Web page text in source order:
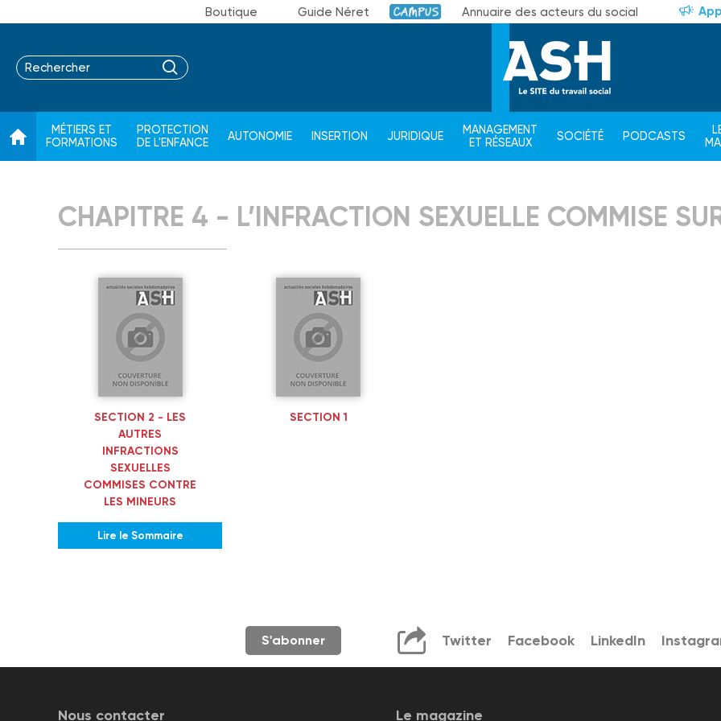
Boutique Guide Néret Campus Annuaire des acteurs du social
MÉTIERS ET
FORMATIONS
PROTECTION
DE L'ENFANCE
AUTONOMIE INSERTION JURIDIQUE
MANAGEMENT
ET RÉSEAUX
SOCIÉTÉ PODCASTS
CHAPITRE 4 - L’INFRACTION SEXUELLE COMMISE
SECTION 2 - LES
AUTRES
INFRACTIONS
SEXUELLES
COMMISES CONTRE
LES MINEURS
Lire le Sommaire
SECTION 1
S'abonner Twitter Facebook LinkedIn
Nous contacter Le magazine